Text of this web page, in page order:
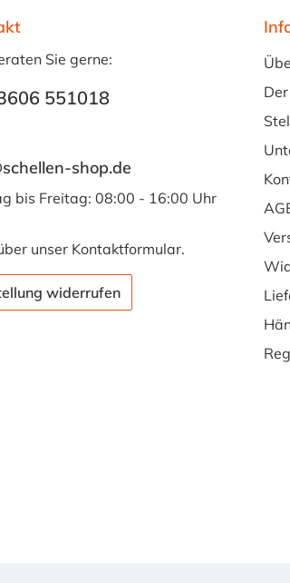
für
Sie gerne:
551018
shop.de
bis Freitag: 08:00 - 16:00 Uhr
unser Kontaktformular.
widerrufen